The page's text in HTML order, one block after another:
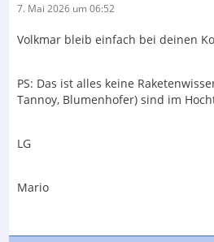
7. Mai 2026 um 06:52
Volkmar bleib einfach bei deinen
PS: Das ist alles keine
Tannoy, Blumenhofer) sind im
LG
Mario